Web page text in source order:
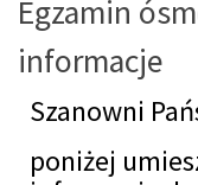
Egzamin
informacje
Szanowni
poniżej